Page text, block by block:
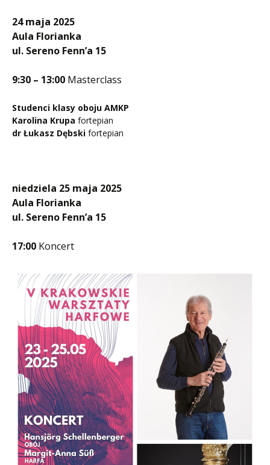
24 maja 2025
Aula Florianka
ul. Sereno Fenn’a 15
9:30 – 13:00 Masterclass
Studenci klasy oboju AMKP
Karolina Krupa fortepian
dr Łukasz Dębski fortepian
niedziela 25 maja 2025
Aula Florianka
ul. Sereno Fenn’a 15
17:00 Koncert